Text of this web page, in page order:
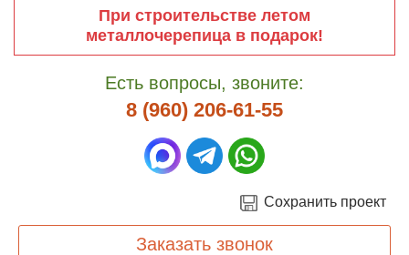
При строительстве летом
металлочерепица в подарок!
Есть вопросы, звоните:
8 (960) 206-61-55
Сохранить проект
Заказать звонок